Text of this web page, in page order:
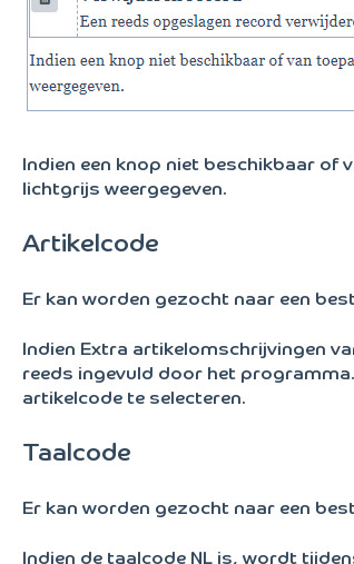
Indien een knop niet beschikbaar
lichtgrijs weergegeven.
Artikelcode
Er kan worden gezocht naar een
Indien Extra artikelomschrijvingen
reeds ingevuld door het
artikelcode te selecteren.
Taalcode
Er kan worden gezocht naar een
Indien de taalcode NL is, wordt